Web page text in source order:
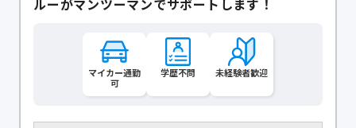
ルーがマンツーマンでサポートします！
マイカー通勤
可
学歴不問 未経験者歓迎